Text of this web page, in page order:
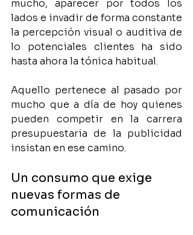
mucho, aparecer por todos los
lados e invadir de forma constante
la percepción visual o auditiva de
lo potenciales clientes ha sido
hasta ahora la tónica habitual.
Aquello pertenece al pasado por
mucho que a día de hoy quienes
pueden competir en la carrera
presupuestaria de la publicidad
insistan en ese camino.
Un consumo que exige
nuevas formas de
comunicación